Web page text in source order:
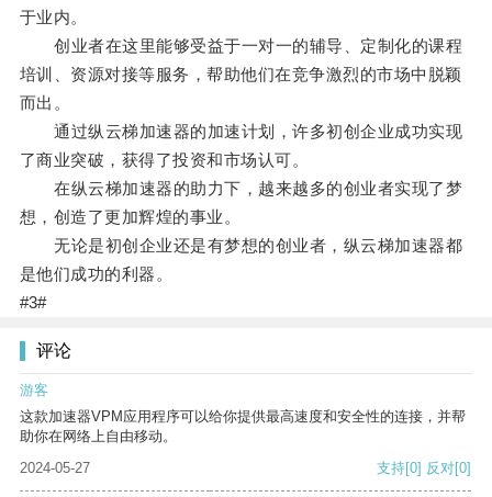
于业内。
创业者在这里能够受益于一对一的辅导、定制化的课程
培训、资源对接等服务，帮助他们在竞争激烈的市场中脱颖
而出。
通过纵云梯加速器的加速计划，许多初创企业成功实现
了商业突破，获得了投资和市场认可。
在纵云梯加速器的助力下，越来越多的创业者实现了梦
想，创造了更加辉煌的事业。
无论是初创企业还是有梦想的创业者，纵云梯加速器都
是他们成功的利器。
#3#
评论
游客
这款加速器VPM应用程序可以给你提供最高速度和安全性的连接，并帮
助你在网络上自由移动。
2024-05-27
支持[0] 反对[0]